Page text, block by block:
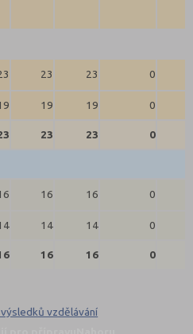
23 23 0
19 19 0
23 23 0
16 16 0
14 14 0
16 16 0
vzdělávání